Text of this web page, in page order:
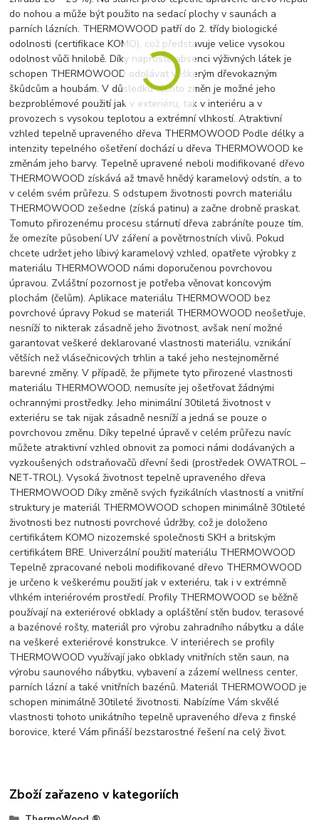
do nohou a může být použito na sedací plochy v saunách a
parních lázních. THERMOWOOD patří do 2. třídy biologické
odolnosti (certifikace KOMO), což představuje velice vysokou
odolnost vůči hnilobě. Díky naprosté absenci výživných látek je
schopen THERMOWOOD odolávat veškerým dřevokazným
škůdcům a houbám. V důsledku těchto změn je možné jeho
bezproblémové použití jak v exteriéru, tak v interiéru a v
provozech s vysokou teplotou a extrémní vlhkostí. Atraktivní
vzhled tepelně upraveného dřeva THERMOWOOD Podle délky a
intenzity tepelného ošetření dochází u dřeva THERMOWOOD ke
změnám jeho barvy. Tepelně upravené neboli modifikované dřevo
THERMOWOOD získává až tmavě hnědý karamelový odstín, a to
v celém svém průřezu. S odstupem životnosti povrch materiálu
THERMOWOOD zešedne (získá patinu) a začne drobně praskat.
Tomuto přirozenému procesu stárnutí dřeva zabráníte pouze tím,
že omezíte působení UV záření a povětrnostních vlivů. Pokud
chcete udržet jeho líbivý karamelový vzhled, opatřete výrobky z
materiálu THERMOWOOD námi doporučenou povrchovou
úpravou. Zvláštní pozornost je potřeba věnovat koncovým
plochám (čelům). Aplikace materiálu THERMOWOOD bez
povrchové úpravy Pokud se materiál THERMOWOOD neošetřuje,
nesníží to nikterak zásadně jeho životnost, avšak není možné
garantovat veškeré deklarované vlastnosti materiálu, vznikání
větších než vlásečnicových trhlin a také jeho nestejnoměrné
barevné změny. V případě, že přijmete tyto přirozené vlastnosti
materiálu THERMOWOOD, nemusíte jej ošetřovat žádnými
ochrannými prostředky. Jeho minimální 30tiletá životnost v
exteriéru se tak nijak zásadně nesníží a jedná se pouze o
povrchovou změnu. Díky tepelné úpravě v celém průřezu navíc
můžete atraktivní vzhled obnovit za pomoci námi dodávaných a
vyzkoušených odstraňovačů dřevní šedi (prostředek OWATROL –
NET-TROL). Vysoká životnost tepelně upraveného dřeva
THERMOWOOD Díky změně svých fyzikálních vlastností a vnitřní
struktury je materiál THERMOWOOD schopen minimálně 30tileté
životnosti bez nutnosti povrchové údržby, což je doloženo
certifikátem KOMO nizozemské společnosti SKH a britským
certifikátem BRE. Univerzální použití materiálu THERMOWOOD
Tepelně zpracované neboli modifikované dřevo THERMOWOOD
je určeno k veškerému použití jak v exteriéru, tak i v extrémně
vlhkém interiérovém prostředí. Profily THERMOWOOD se běžně
používají na exteriérové obklady a opláštění stěn budov, terasové
a bazénové rošty, materiál pro výrobu zahradního nábytku a dále
na veškeré exteriérové konstrukce. V interiérech se profily
THERMOWOOD využívají jako obklady vnitřních stěn saun, na
výrobu saunového nábytku, vybavení a zázemí wellness center,
parních lázní a také vnitřních bazénů. Materiál THERMOWOOD je
schopen minimálně 30tileté životnosti. Nabízíme Vám skvělé
vlastnosti tohoto unikátního tepelně upraveného dřeva z finské
borovice, které Vám přináší bezstarostné řešení na celý život.
Zboží zařazeno v kategoriích